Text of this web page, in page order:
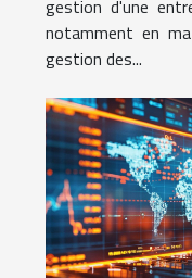
gestion d'une
notamment en
gestion des...